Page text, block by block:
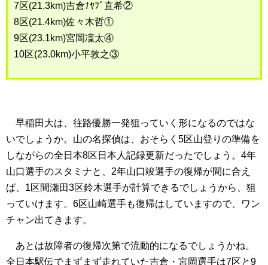
7区(21.3km)吉倉ﾅﾔﾌﾞ直希②
8区(21.4km)佐々木哲①
9区(23.1km)宮岡凜太④
10区(23.0km)小平敦之③
早稲田大は、往路優勝一発狙っていく形になるのではな
いでしょうか。山の名探偵は、おそらく5区山登りの準備を
しながらの全日本8区日本人記録更新だったでしょう。4年
山口選手のスタミナと、2年山口竣選手の復帰が間に合え
ば、1区間瀬田3区鈴木選手が計算できるでしょうから、狙
っていけます。6区山崎選手も復帰はしていますので、ワン
チャン出てきます。
あとは故障者の復帰次第で流動的になるでしょうかね。
全日本駅伝でまずまず走れていた吉倉・宮岡選手は7区と9